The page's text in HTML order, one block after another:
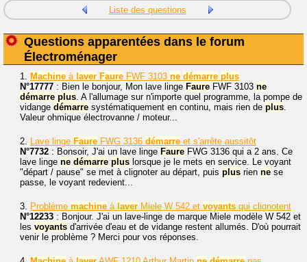
Liste des questions
Questions apparentées dans le forum
Électroménager
1. Machine à laver Faure FWF 3103 ne démarre plus
N°17777 : Bien le bonjour, Mon lave linge Faure FWF 3103 ne
démarre plus. A l'allumage sur n'importe quel programme, la pompe de
vidange démarre systématiquement en continu, mais rien de plus.
Valeur ohmique électrovanne / moteur...
2. Lave linge Faure FWG 3136 démarre et s'arrête aussitôt
N°7732 : Bonsoir, J'ai un lave linge Faure FWG 3136 qui a 2 ans. Ce
lave linge ne démarre plus lorsque je le mets en service. Le voyant
"départ / pause" se met à clignoter au départ, puis plus rien ne se
passe, le voyant redevient...
3. Problème machine à laver Miele W 542 et voyants qui clignotent
N°12233 : Bonjour. J'ai un lave-linge de marque Miele modèle W 542 et
les voyants d'arrivée d'eau et de vidange restent allumés. D'où pourrait
venir le problème ? Merci pour vos réponses.